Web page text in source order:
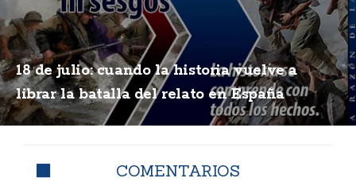
18 de julio: cuando la historia vuelve a
librar la batalla del relato en España
COMENTARIOS